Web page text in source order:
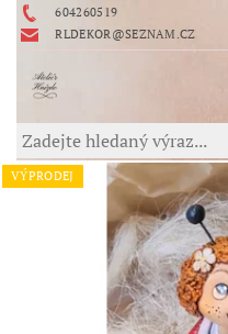
604260519
RLDEKOR@SEZNAM.CZ
VÝPRODEJ